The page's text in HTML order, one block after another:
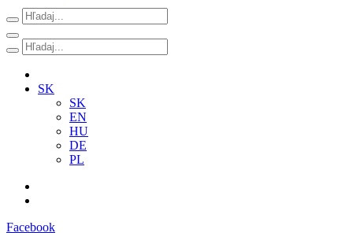
SK
SK
EN
HU
DE
PL
Facebook